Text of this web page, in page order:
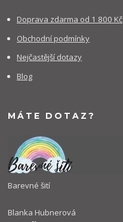
Doprava zdarma od 1 800 Kč
Obchodní podmínky
Nejčastější dotazy
Blog
MÁTE DOTAZ?
Barevné šití
Blanka Hubnerová